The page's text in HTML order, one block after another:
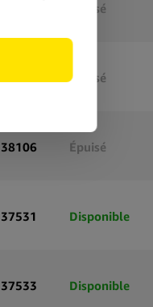
Épuisé
Épuisé
38106 Épuisé
37531 Disponible
37533 Disponible